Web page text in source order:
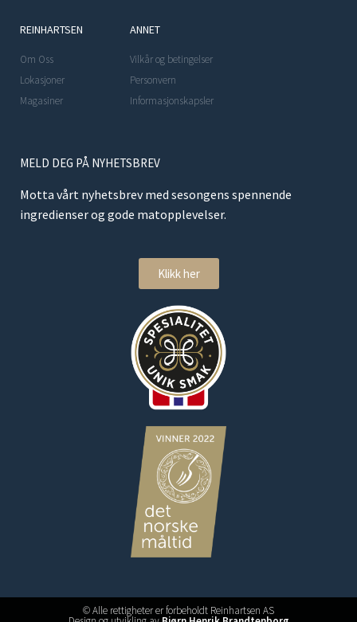
REINHARTSEN
Om Oss
Lokasjoner
Magasiner
ANNET
Vilkår og betingelser
Personvern
Informasjonskapsler
MELD DEG PÅ NYHETSBREV
Motta vårt nyhetsbrev med sesongens spennende
ingredienser og gode matopplevelser.
Klikk her
© Alle rettigheter er forbeholdt Reinhartsen AS